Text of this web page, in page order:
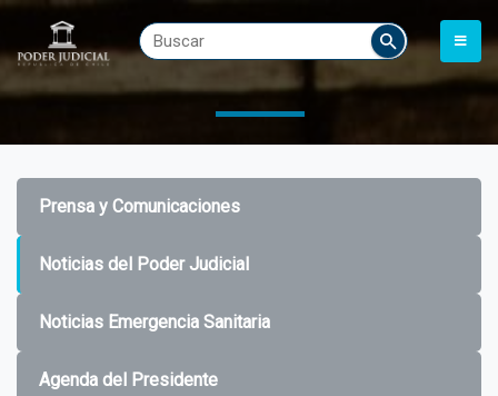
Prensa y Comunicaciones
Noticias del Poder Judicial
Noticias Emergencia Sanitaria
Agenda del Presidente